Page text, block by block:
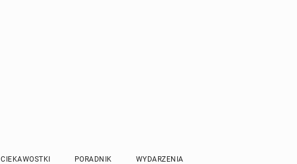
CIEKAWOSTKI PORADNIK WYDARZENIA